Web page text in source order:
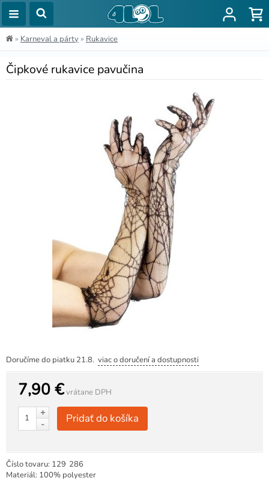
» Karneval a párty » Rukavice
Čipkové rukavice pavučina
Doručíme do piatku 21.8. viac o doručení a dostupnosti
7,90 €vrátane DPH
+
-
Pridať do košíka
Číslo tovaru: 129 286
Materiál: 100% polyester